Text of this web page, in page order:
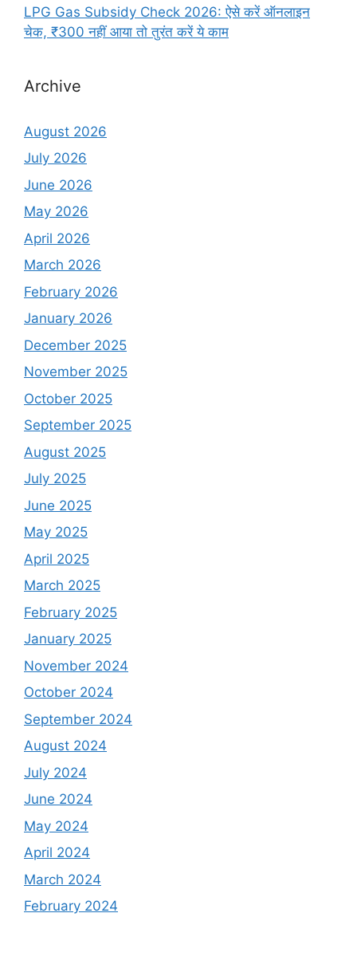
LPG Gas Subsidy Check 2026: ऐसे करें ऑनलाइन
चेक, ₹300 नहीं आया तो तुरंत करें ये काम
Archive
August 2026
July 2026
June 2026
May 2026
April 2026
March 2026
February 2026
January 2026
December 2025
November 2025
October 2025
September 2025
August 2025
July 2025
June 2025
May 2025
April 2025
March 2025
February 2025
January 2025
November 2024
October 2024
September 2024
August 2024
July 2024
June 2024
May 2024
April 2024
March 2024
February 2024